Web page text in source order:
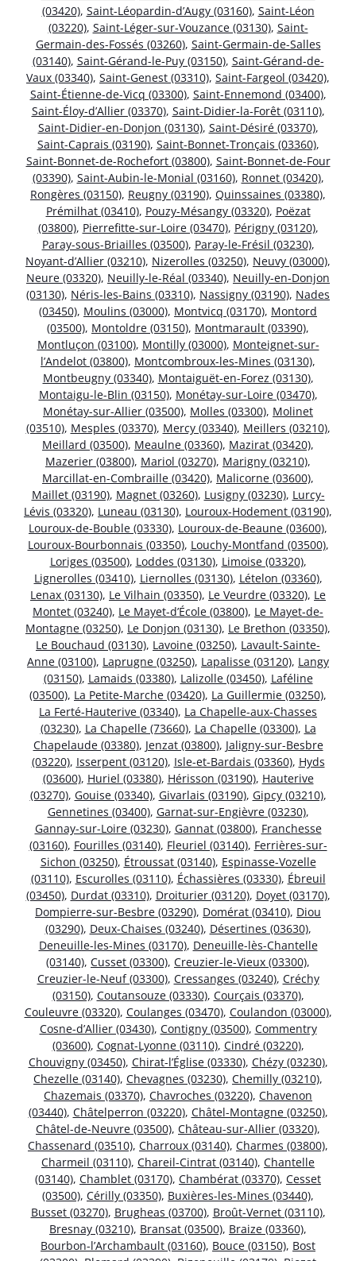
(03420), Saint-Léopardin-d’Augy (03160), Saint-Léon
(03220), Saint-Léger-sur-Vouzance (03130), Saint-
Germain-des-Fossés (03260), Saint-Germain-de-Salles
(03140), Saint-Gérand-le-Puy (03150), Saint-Gérand-de-
Vaux (03340), Saint-Genest (03310), Saint-Fargeol (03420),
Saint-Étienne-de-Vicq (03300), Saint-Ennemond (03400),
Saint-Éloy-d’Allier (03370), Saint-Didier-la-Forêt (03110),
Saint-Didier-en-Donjon (03130), Saint-Désiré (03370),
Saint-Caprais (03190), Saint-Bonnet-Tronçais (03360),
Saint-Bonnet-de-Rochefort (03800), Saint-Bonnet-de-Four
(03390), Saint-Aubin-le-Monial (03160), Ronnet (03420),
Rongères (03150), Reugny (03190), Quinssaines (03380),
Prémilhat (03410), Pouzy-Mésangy (03320), Poëzat
(03800), Pierrefitte-sur-Loire (03470), Périgny (03120),
Paray-sous-Briailles (03500), Paray-le-Frésil (03230),
Noyant-d’Allier (03210), Nizerolles (03250), Neuvy (03000),
Neure (03320), Neuilly-le-Réal (03340), Neuilly-en-Donjon
(03130), Néris-les-Bains (03310), Nassigny (03190), Nades
(03450), Moulins (03000), Montvicq (03170), Montord
(03500), Montoldre (03150), Montmarault (03390),
Montluçon (03100), Montilly (03000), Monteignet-sur-
l’Andelot (03800), Montcombroux-les-Mines (03130),
Montbeugny (03340), Montaiguët-en-Forez (03130),
Montaigu-le-Blin (03150), Monétay-sur-Loire (03470),
Monétay-sur-Allier (03500), Molles (03300), Molinet
(03510), Mesples (03370), Mercy (03340), Meillers (03210),
Meillard (03500), Meaulne (03360), Mazirat (03420),
Mazerier (03800), Mariol (03270), Marigny (03210),
Marcillat-en-Combraille (03420), Malicorne (03600),
Maillet (03190), Magnet (03260), Lusigny (03230), Lurcy-
Lévis (03320), Luneau (03130), Louroux-Hodement (03190),
Louroux-de-Bouble (03330), Louroux-de-Beaune (03600),
Louroux-Bourbonnais (03350), Louchy-Montfand (03500),
Loriges (03500), Loddes (03130), Limoise (03320),
Lignerolles (03410), Liernolles (03130), Lételon (03360),
Lenax (03130), Le Vilhain (03350), Le Veurdre (03320), Le
Montet (03240), Le Mayet-d’École (03800), Le Mayet-de-
Montagne (03250), Le Donjon (03130), Le Brethon (03350),
Le Bouchaud (03130), Lavoine (03250), Lavault-Sainte-
Anne (03100), Laprugne (03250), Lapalisse (03120), Langy
(03150), Lamaids (03380), Lalizolle (03450), Laféline
(03500), La Petite-Marche (03420), La Guillermie (03250),
La Ferté-Hauterive (03340), La Chapelle-aux-Chasses
(03230), La Chapelle (73660), La Chapelle (03300), La
Chapelaude (03380), Jenzat (03800), Jaligny-sur-Besbre
(03220), Isserpent (03120), Isle-et-Bardais (03360), Hyds
(03600), Huriel (03380), Hérisson (03190), Hauterive
(03270), Gouise (03340), Givarlais (03190), Gipcy (03210),
Gennetines (03400), Garnat-sur-Engièvre (03230),
Gannay-sur-Loire (03230), Gannat (03800), Franchesse
(03160), Fourilles (03140), Fleuriel (03140), Ferrières-sur-
Sichon (03250), Étroussat (03140), Espinasse-Vozelle
(03110), Escurolles (03110), Échassières (03330), Ébreuil
(03450), Durdat (03310), Droiturier (03120), Doyet (03170),
Dompierre-sur-Besbre (03290), Domérat (03410), Diou
(03290), Deux-Chaises (03240), Désertines (03630),
Deneuille-les-Mines (03170), Deneuille-lès-Chantelle
(03140), Cusset (03300), Creuzier-le-Vieux (03300),
Creuzier-le-Neuf (03300), Cressanges (03240), Créchy
(03150), Coutansouze (03330), Courçais (03370),
Couleuvre (03320), Coulanges (03470), Coulandon (03000),
Cosne-d’Allier (03430), Contigny (03500), Commentry
(03600), Cognat-Lyonne (03110), Cindré (03220),
Chouvigny (03450), Chirat-l’Église (03330), Chézy (03230),
Chezelle (03140), Chevagnes (03230), Chemilly (03210),
Chazemais (03370), Chavroches (03220), Chavenon
(03440), Châtelperron (03220), Châtel-Montagne (03250),
Châtel-de-Neuvre (03500), Château-sur-Allier (03320),
Chassenard (03510), Charroux (03140), Charmes (03800),
Charmeil (03110), Chareil-Cintrat (03140), Chantelle
(03140), Chamblet (03170), Chambérat (03370), Cesset
(03500), Cérilly (03350), Buxières-les-Mines (03440),
Busset (03270), Brugheas (03700), Broût-Vernet (03110),
Bresnay (03210), Bransat (03500), Braize (03360),
Bourbon-l’Archambault (03160), Bouce (03150), Bost